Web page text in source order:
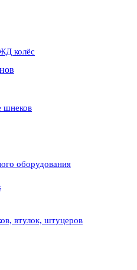
колёс
шнеков
оборудования
втулок, штуцеров